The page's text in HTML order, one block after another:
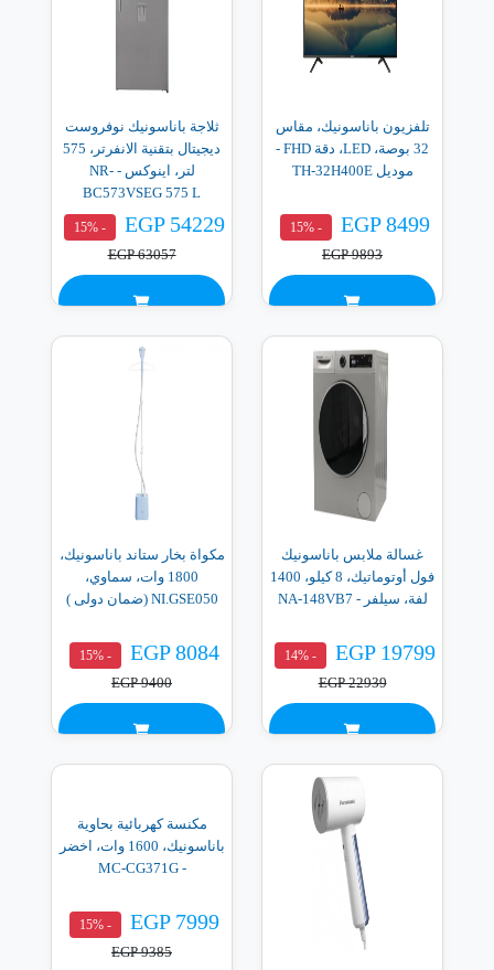
تلفزيون باناسونيك، مقاس
32 بوصة، LED، دقة FHD -
موديل TH-32H400E
EGP 8499
- 15%
EGP 9893
ثلاجة باناسونيك نوفروست
ديجيتال بتقنية الانفرتر، 575
لتر، اينوكس - NR-
BC573VSEG 575 L
EGP 54229
- 15%
EGP 63057
غسالة ملابس باناسونيك
فول أوتوماتيك، 8 كيلو، 1400
لفة، سيلفر - NA-148VB7
EGP 19799
- 14%
EGP 22939
مكواة بخار ستاند باناسونيك،
1800 وات، سماوي،
NI.GSE050 (ضمان دولى )
EGP 8084
- 15%
EGP 9400
مكنسة كهربائية بحاوية
باناسونيك، 1600 وات، اخضر
- MC-CG371G
EGP 7999
- 15%
EGP 9385